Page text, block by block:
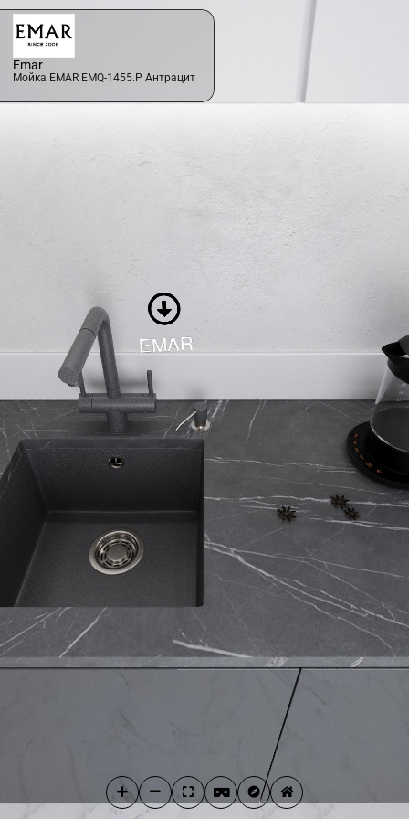
Emar
Мойка EMAR EMQ-1455.P Антрацит